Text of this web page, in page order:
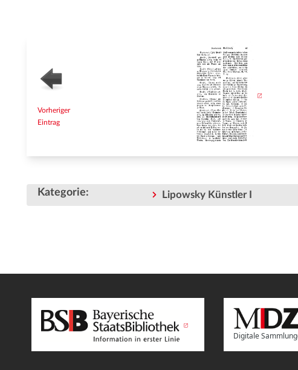
Vorheriger
Eintrag
Kategorie: Lipowsky Künstler I
Digitale